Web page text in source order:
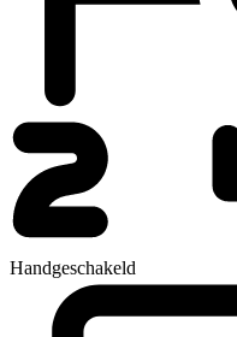
Handgeschakeld